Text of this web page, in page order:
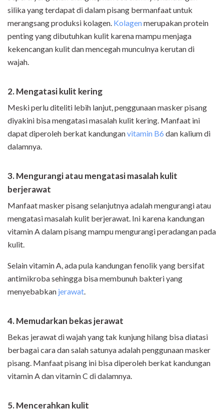
silika yang terdapat di dalam pisang bermanfaat untuk
merangsang produksi kolagen. Kolagenmerupakan protein
penting yang dibutuhkan kulit karena mampu menjaga
kekencangan kulit dan mencegah munculnya kerutan di
wajah.
2. Mengatasi kulit kering
Meski perlu diteliti lebih lanjut, penggunaan masker pisang
diyakini bisa mengatasi masalah kulit kering. Manfaat ini
dapat diperoleh berkat kandunganvitamin B6 dan kalium di
dalamnya.
3. Mengurangi atau mengatasi masalah kulit
berjerawat
Manfaat masker pisang selanjutnya adalah mengurangi atau
mengatasi masalah kulit berjerawat. Ini karena kandungan
vitamin A dalam pisang mampu mengurangi peradangan pada
kulit.
Selain vitamin A, ada pula kandungan fenolik yang bersifat
antimikroba sehingga bisa membunuh bakteri yang
menyebabkan jerawat.
4. Memudarkan bekas jerawat
Bekas jerawat di wajah yang tak kunjung hilang bisa diatasi
berbagai cara dan salah satunya adalah penggunaan masker
pisang. Manfaat pisang ini bisa diperoleh berkat kandungan
vitamin A dan vitamin C di dalamnya.
5. Mencerahkan kulit